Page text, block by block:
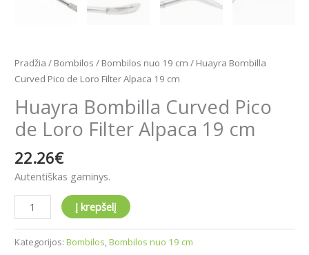
Pradžia / Bombilos / Bombilos nuo 19 cm / Huayra Bombilla
Curved Pico de Loro Filter Alpaca 19 cm
Huayra Bombilla Curved Pico
de Loro Filter Alpaca 19 cm
22.26€
Autentiškas gaminys.
Į krepšelį
Kategorijos: Bombilos,Bombilos nuo 19 cm